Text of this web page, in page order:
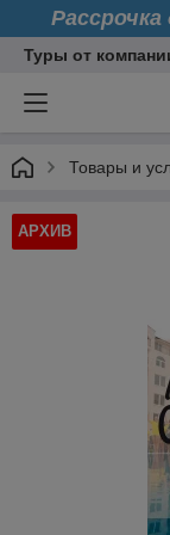
Туры от
Товары и
АРХИВ